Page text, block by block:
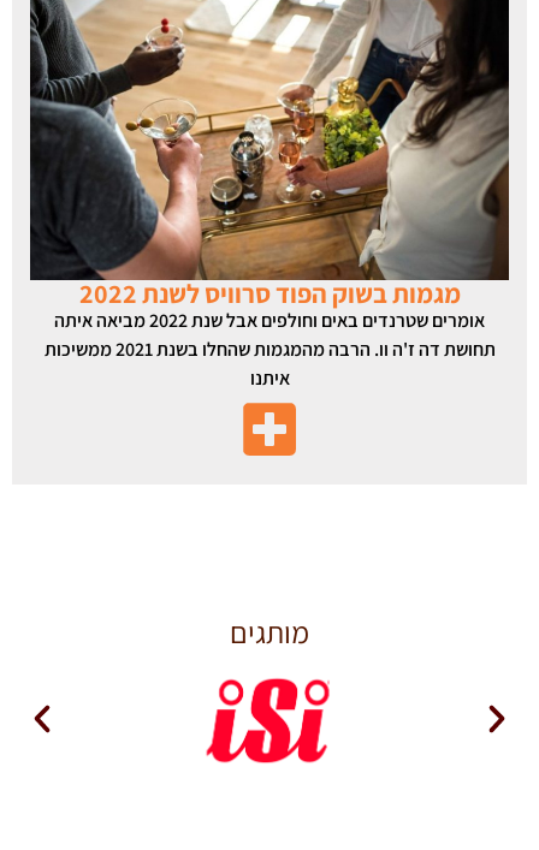
מגמות בשוק הפוד סרוויס לשנת 2022
אומרים שטרנדים באים וחולפים אבל שנת 2022 מביאה איתה
תחושת דה ז'ה וו. הרבה מהמגמות שהחלו בשנת 2021 ממשיכות
איתנו
מותגים